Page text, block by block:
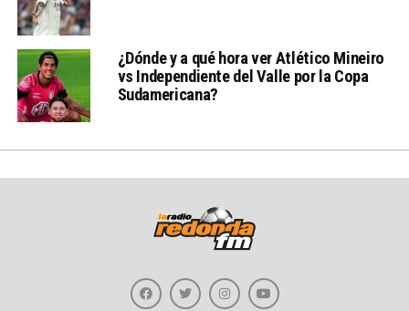
¿Dónde y a qué hora ver Atlético Mineiro
vs Independiente del Valle por la Copa
Sudamericana?